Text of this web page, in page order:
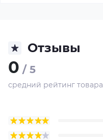
Отзывы
0 / 5
средний рейтинг товара